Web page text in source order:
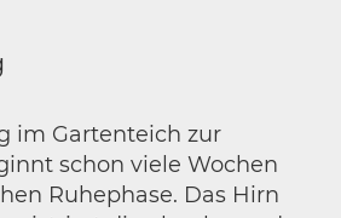
im Gartenteich zur
schon viele Wochen
Ruhephase. Das Hirn